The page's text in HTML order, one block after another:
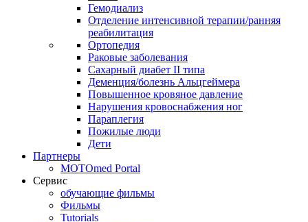
Гемодиализ
Отделение интенсивной терапии/ранняя
реабилитация
Ортопедия
Раковые заболевания
Сахарный диабет II типа
Деменция/болезнь Альцгеймера
Повышенное кровяное давление
Нарушения кровоснабжения ног
Параплегия
Пожилые люди
Дети
Партнеры
MOTOmed Portal
Сервис
обучающие фильмы
Фильмы
Tutorials